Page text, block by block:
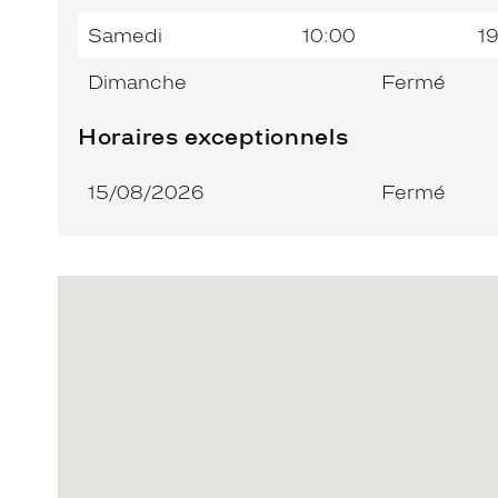
Samedi 10:00
Dimanche Fermé
Horaires exceptionnels
15/08/2026 Fermé